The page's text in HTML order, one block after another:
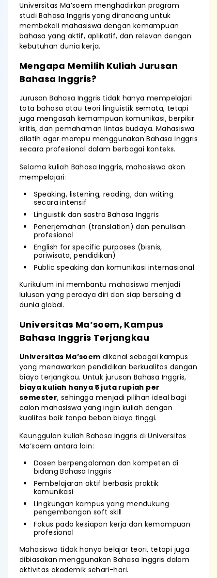
Universitas Ma’soem menghadirkan program
studi Bahasa Inggris yang dirancang untuk
membekali mahasiswa dengan kemampuan
bahasa yang aktif, aplikatif, dan relevan dengan
kebutuhan dunia kerja.
Mengapa Memilih Kuliah Jurusan
Bahasa Inggris?
Jurusan Bahasa Inggris tidak hanya mempelajari
tata bahasa atau teori linguistik semata, tetapi
juga mengasah kemampuan komunikasi, berpikir
kritis, dan pemahaman lintas budaya. Mahasiswa
dilatih agar mampu menggunakan Bahasa Inggris
secara profesional dalam berbagai konteks.
Selama kuliah Bahasa Inggris, mahasiswa akan
mempelajari:
Speaking, listening, reading, dan writing
secara intensif
Linguistik dan sastra Bahasa Inggris
Penerjemahan (translation) dan penulisan
profesional
English for specific purposes (bisnis,
pariwisata, pendidikan)
Public speaking dan komunikasi internasional
Kurikulum ini membantu mahasiswa menjadi
lulusan yang percaya diri dan siap bersaing di
dunia global.
Universitas Ma’soem, Kampus
Bahasa Inggris Terjangkau
Universitas Ma’soem dikenal sebagai kampus
yang menawarkan pendidikan berkualitas dengan
biaya terjangkau. Untuk jurusan Bahasa Inggris,
biaya kuliah hanya 5 juta rupiah per
semester, sehingga menjadi pilihan ideal bagi
calon mahasiswa yang ingin kuliah dengan
kualitas baik tanpa beban biaya tinggi.
Keunggulan kuliah Bahasa Inggris di Universitas
Ma’soem antara lain:
Dosen berpengalaman dan kompeten di
bidang Bahasa Inggris
Pembelajaran aktif berbasis praktik
komunikasi
Lingkungan kampus yang mendukung
pengembangan soft skill
Fokus pada kesiapan kerja dan kemampuan
profesional
Mahasiswa tidak hanya belajar teori, tetapi juga
dibiasakan menggunakan Bahasa Inggris dalam
aktivitas akademik sehari-hari.